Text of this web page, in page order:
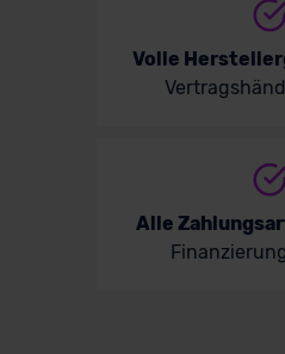
Volle
Alle